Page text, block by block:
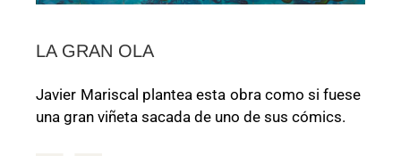
LA GRAN OLA
Javier Mariscal plantea esta obra como si fuese
una gran viñeta sacada de uno de sus cómics.